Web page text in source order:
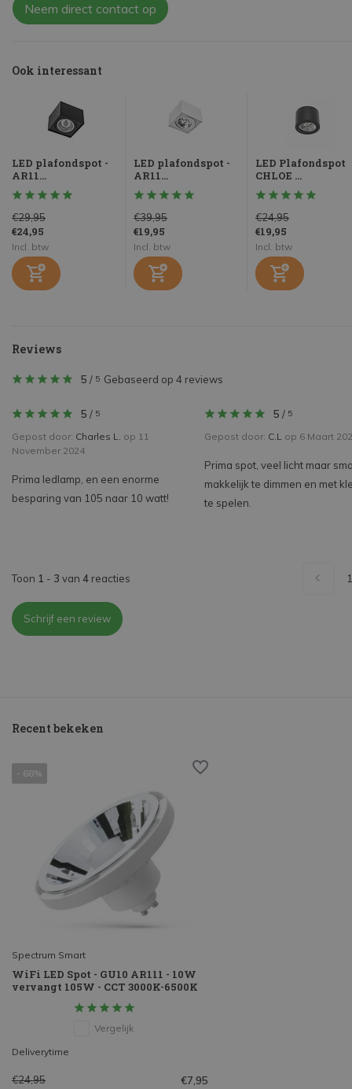
Neem direct contact op
Ook interessant
LED plafondspot -
AR11...
€29,95
€24,95
Incl. btw
LED plafondspot -
AR11...
€39,95
€19,95
Incl. btw
LED Plafondspot
CHLOE ...
€24,95
€19,95
Incl. btw
Reviews
5 / 5 Gebaseerd op 4 reviews
5 / 5
Gepost door: Charles L. op 11
November 2024
Prima ledlamp, en een enorme
besparing van 105 naar 10 watt!
5 / 5
Gepost door: C.L op 6 Maart
Prima spot, veel licht maar
makkelijk te dimmen en met
te spelen.
Toon 1 - 3 van 4 reacties 1
Schrijf een review
Recent bekeken
- 68%
Spectrum Smart
WiFi LED Spot - GU10 AR111 - 10W
vervangt 105W - CCT 3000K-6500K
Vergelijk
Deliverytime
€24,95 €7,95